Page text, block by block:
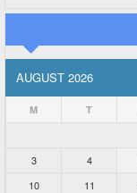
AUGUST 2026
M T
3
4
10
11